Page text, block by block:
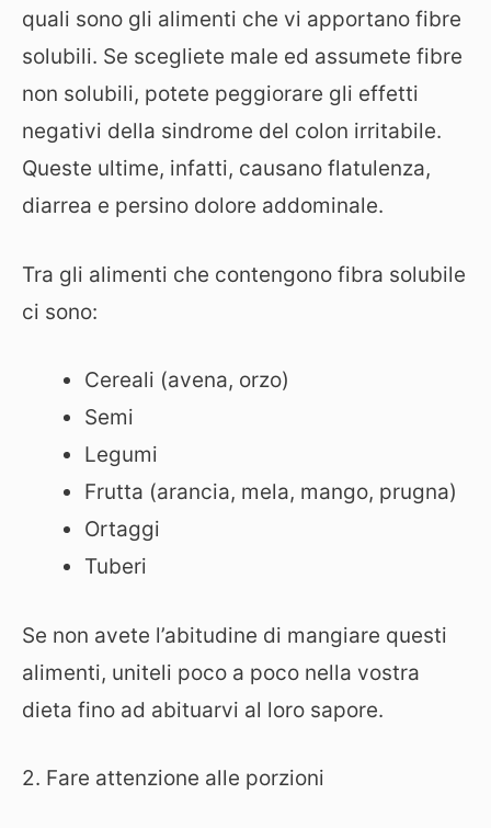
quali sono gli alimenti che vi apportano fibre
solubili. Se scegliete male ed assumete fibre
non solubili, potete peggiorare gli effetti
negativi della sindrome del colon irritabile.
Queste ultime, infatti, causano flatulenza,
diarrea e persino dolore addominale.
Tra gli alimenti che contengono fibra solubile
ci sono:
Cereali (avena, orzo)
Semi
Legumi
Frutta (arancia, mela, mango, prugna)
Ortaggi
Tuberi
Se non avete l’abitudine di mangiare questi
alimenti, uniteli poco a poco nella vostra
dieta fino ad abituarvi al loro sapore.
2. Fare attenzione alle porzioni